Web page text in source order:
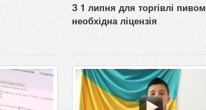
З 1 липня для торгівлі пивом
необхідна ліцензія